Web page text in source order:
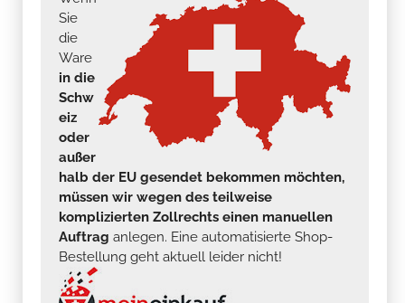
Sie
die
Ware
in die
Schw
eiz
oder
außer
halb der EU gesendet bekommen möchten,
müssen wir wegen des teilweise
komplizierten Zollrechts einen manuellen
Auftrag anlegen. Eine automatisierte Shop-
Bestellung geht aktuell leider nicht!